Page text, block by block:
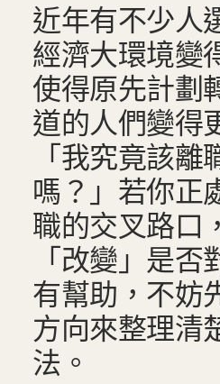
近年有不少人
經濟大環境變
使得原先計劃
道的人們變得
「我究竟該離
嗎？」若你正
職的交叉路口
「改變」是
有幫助，不妨
方向來整理清
法。